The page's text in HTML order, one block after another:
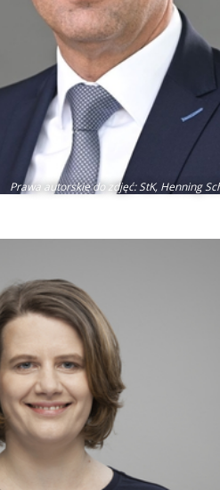
Prawa autorskie do zdjęć:StK, Henning